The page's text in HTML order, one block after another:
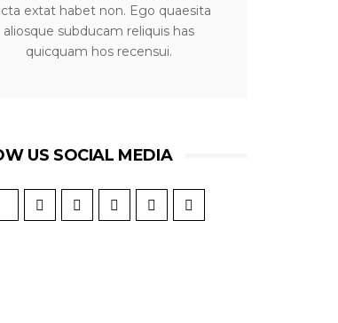
extat habet non. Ego quaesita
aliosque subducam reliquis has
quicquam hos recensui.
US SOCIAL MEDIA